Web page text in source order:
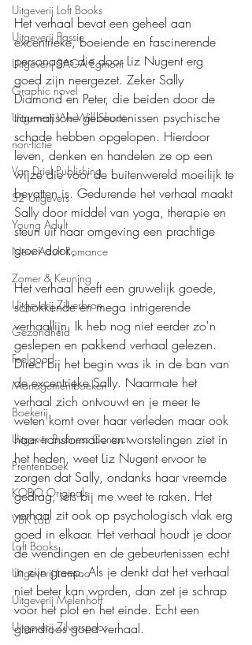
Uitgeverij Loft Books
Uitgeverij Passie
Uitgeverij SAGA Egmont
Graphic novel
Uitgeverij We Will Shoot
non-fictie
Van Driel Publishing
S2 Uitgevers
Young Adult
New Adult Romance
Zomer & Keuning
Uitgeverij Zilverbron
Gezondheid
Feelgood
Managementboeken
Boekerij
Uitgever Business Contact
Prentenboek
KOBO Originals
VBK Lab
Loft Books
Uitgeverij Lannoo
Uitgeverij Melenhoff
Uitgeverij Zilverspoor
Het verhaal bevat een geheel aan
excentrieke, boeiende en fascinerende
personages die door Liz Nugent erg
goed zijn neergezet. Zeker Sally
Diamond en Peter, die beiden door de
traumatische gebeurtenissen psychische
schade hebben opgelopen. Hierdoor
leven, denken en handelen ze op een
wijze die voor de buitenwereld moeilijk te
bevatten is. Gedurende het verhaal maakt
Sally door middel van yoga, therapie en
steun uit haar omgeving een prachtige
groei door.,
Het verhaal heeft een gruwelijk goede,
schokkende en mega intrigerende
verhaallijn. Ik heb nog niet eerder zo'n
geslepen en pakkend verhaal gelezen.
Direct bij het begin was ik in de ban van
de excentrieke Sally. Naarmate het
verhaal zich ontvouwt en je meer te
weten komt over haar verleden maar ook
haar transformatie en worstelingen ziet in
het heden, weet Liz Nugent ervoor te
zorgen dat Sally, ondanks haar vreemde
gedrag, iets bij me weet te raken. Het
verhaal zit ook op psychologisch vlak erg
goed in elkaar. Het verhaal houdt je door
de wendingen en de gebeurtenissen echt
in zijn greep. Als je denkt dat het verhaal
niet beter kan worden, dan zet je schrap
voor het plot en het einde. Echt een
grandioos goed verhaal.